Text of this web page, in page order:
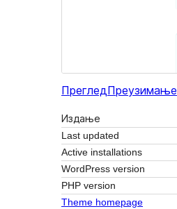
Преглед Преузимање
Издање
Last updated
Active installations
WordPress version
PHP version
Theme homepage